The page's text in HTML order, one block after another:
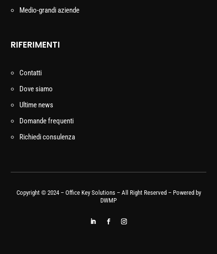
Medio-grandi aziende
RIFERIMENTI
Contatti
Dove siamo
Ultime news
Domande frequenti
Richiedi consulenza
Copyright © 2024 – Office Key Solutions – All Right Reserved – Powered by
DWMP